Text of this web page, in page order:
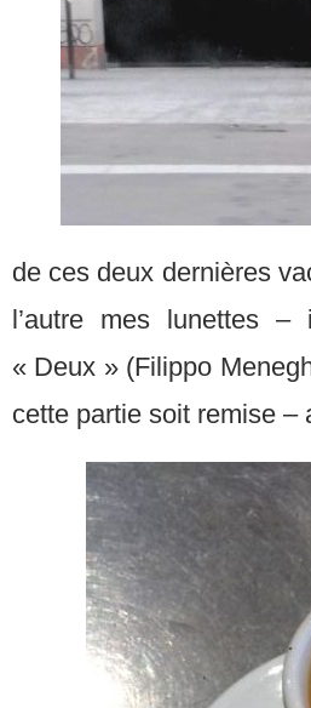
de ces deux dernières
l’autre mes lunettes
« Deux » (Filippo
cette partie soit remise –